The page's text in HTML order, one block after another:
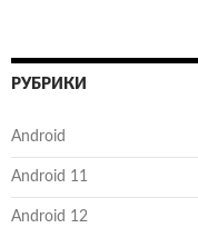
РУБРИКИ
Android
Android 11
Android 12